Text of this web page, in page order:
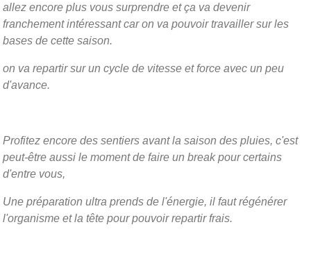
allez encore plus vous surprendre et ça va devenir
franchement intéressant car on va pouvoir travailler sur les
bases de cette saison.
on va repartir sur un cycle de vitesse et force avec un peu
d'avance.
Profitez encore des sentiers avant la saison des pluies, c'est
peut-être aussi le moment de faire un break pour certains
d'entre vous,
Une préparation ultra prends de l'énergie, il faut régénérer
l'organisme et la tête pour pouvoir repartir frais.